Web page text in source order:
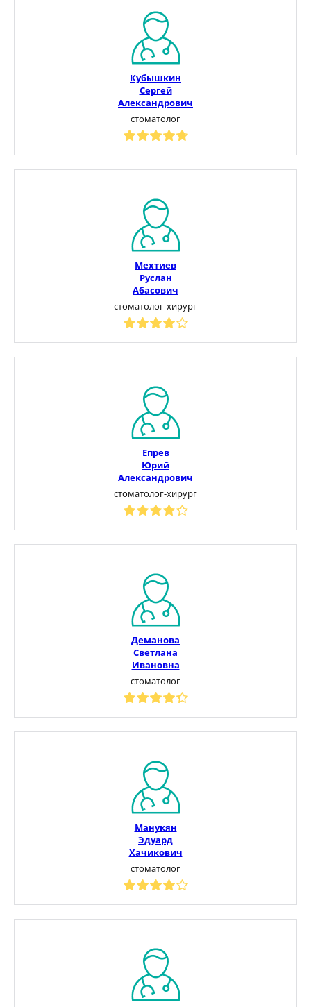
Кубышкин
Сергей
Александрович
стоматолог
Мехтиев
Руслан
Абасович
стоматолог-хирург
Епрев
Юрий
Александрович
стоматолог-хирург
Деманова
Светлана
Ивановна
стоматолог
Манукян
Эдуард
Хачикович
стоматолог